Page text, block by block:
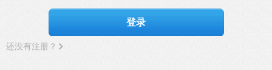
登录
还没有注册？